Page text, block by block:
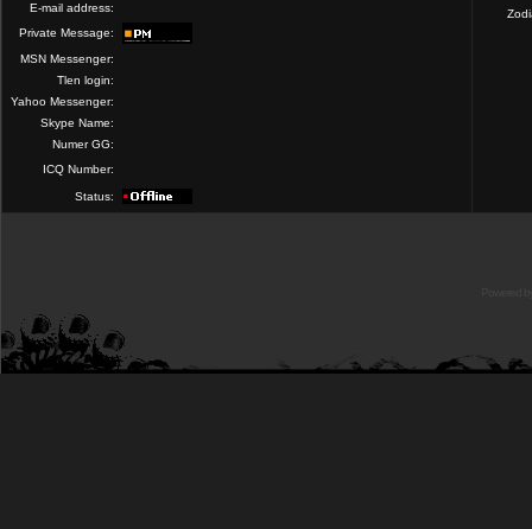
E-mail address:
Private Message:
MSN Messenger:
Tlen login:
Yahoo Messenger:
Skype Name:
Numer GG:
ICQ Number:
Status: